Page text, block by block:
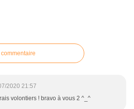
2020 21:57
volontiers ! bravo à vous 2 ^_^